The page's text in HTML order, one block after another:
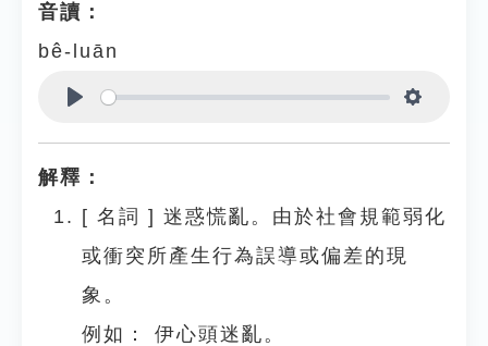
音讀：
bê-luān
解釋：
[ 名詞 ] 迷惑慌亂。由於社會規範弱化
或衝突所產生行為誤導或偏差的現
象。
例如：
伊心頭迷亂。